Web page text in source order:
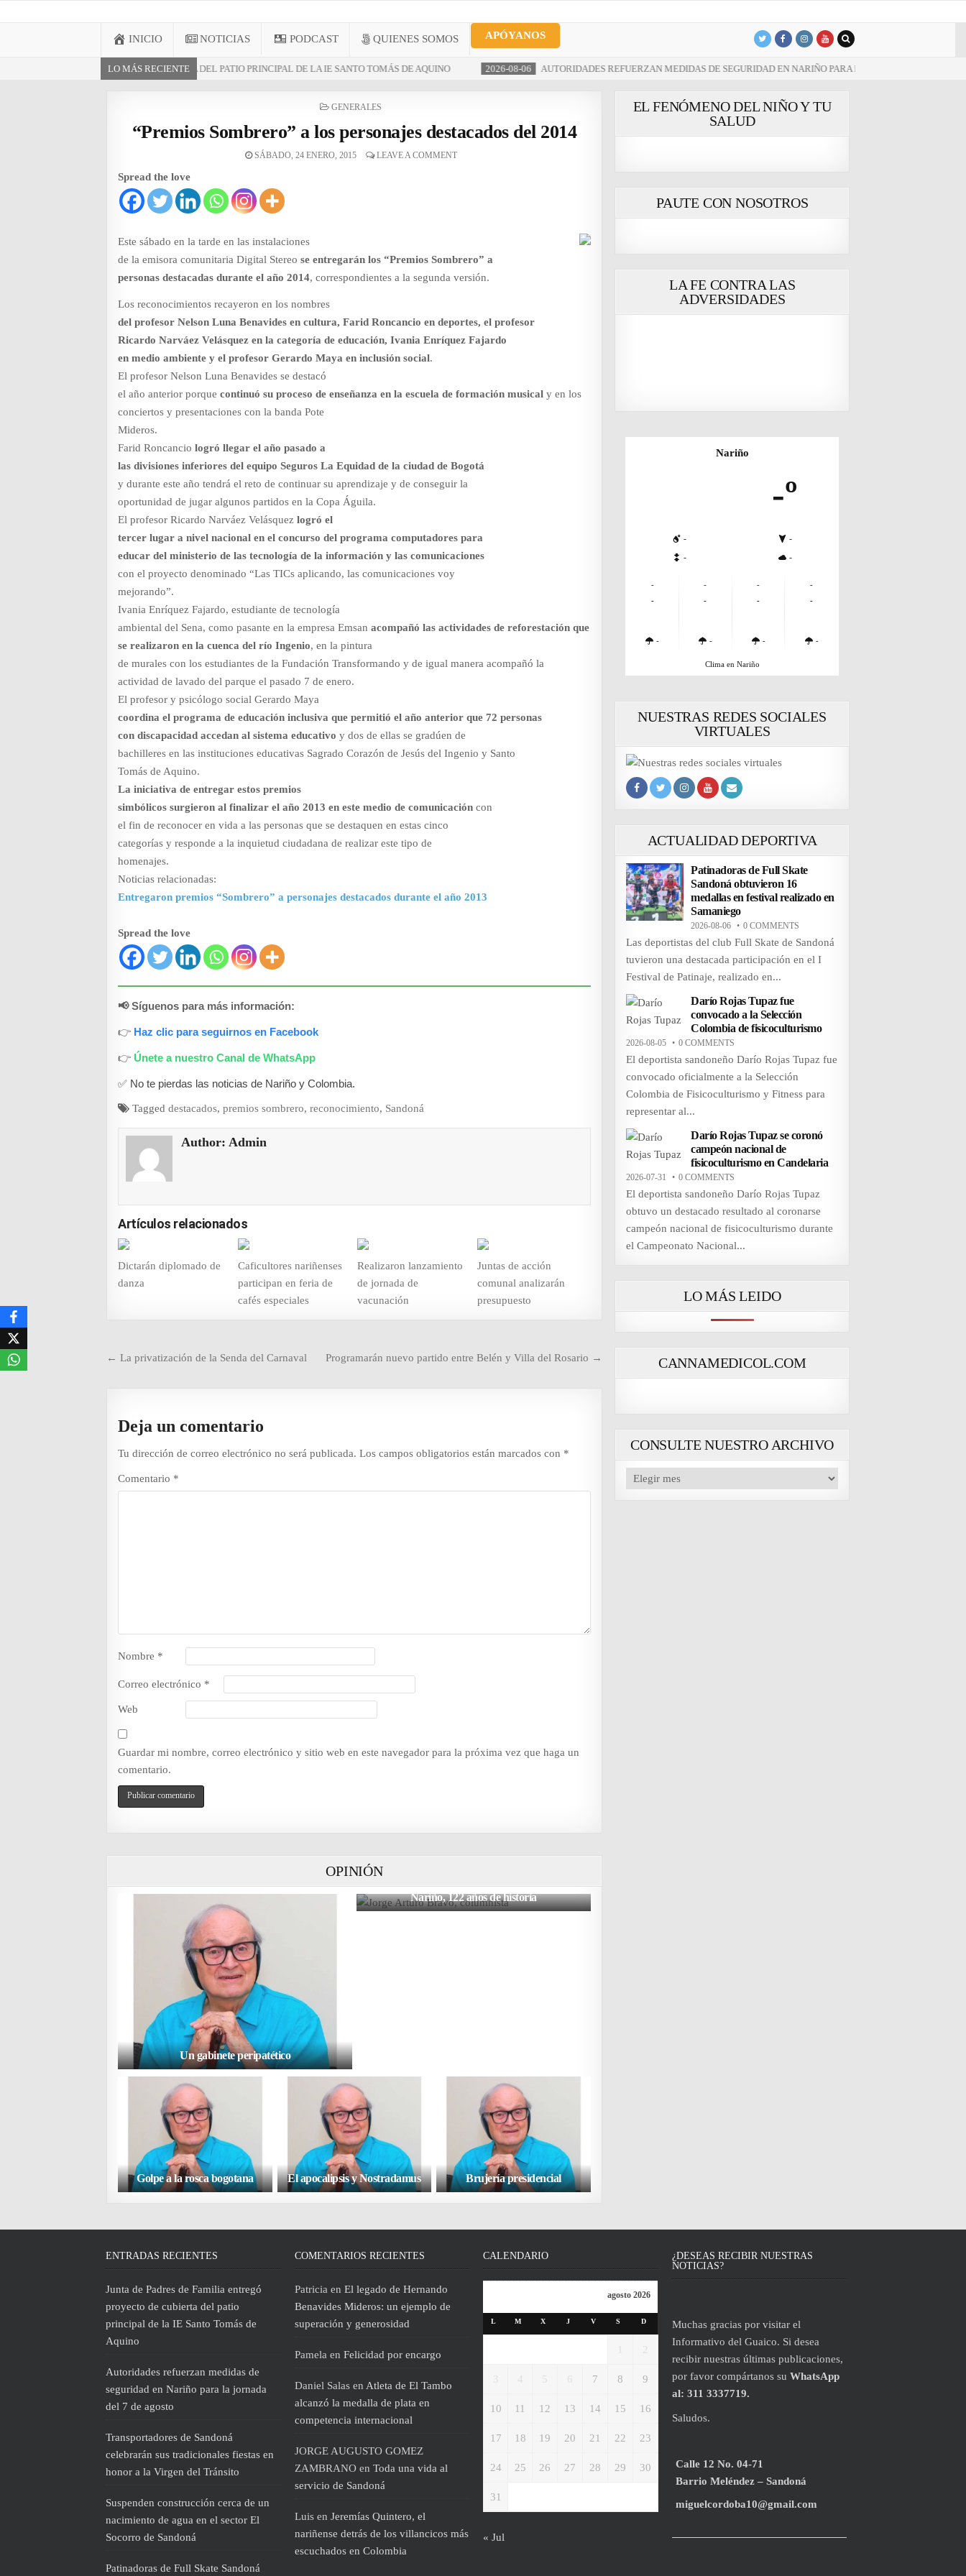
INFORMATIVO DEL GUAICO
INICIO
NOTICIAS PODCAST QUIENES SOMOS APÓYANOS
LO MÁS RECIENTE
PROYECTO DE CUBIERTA DEL PATIO PRINCIPAL DE LA IE SANTO TOMÁS DE AQUINO 2026-08-06 AUTORIDADES REFUERZAN MEDIDAS DE SEGURIDAD EN NARIÑO PARA LA JORNADA DEL 7 DE AGOSTO
POSTED
GENERALES
“Premios Sombrero” a los personajes destacados del 2014
SÁBADO, 24 ENERO, 2015 LEAVE A COMMENT
Spread the love
Este sábado en la tarde en las instalaciones
de la emisora comunitaria Digital Stereose entregarán los “Premios Sombrero” a
personas destacadas durante el año 2014, correspondientes a la segunda versión.
Los reconocimientos recayeron en los nombres
del profesor Nelson Luna Benavides en cultura, Farid Roncancio en deportes, el profesor
Ricardo Narváez Velásquez en la categoría de educación, Ivania Enríquez Fajardo
en medio ambiente y el profesor Gerardo Maya en inclusión social.
El profesor Nelson Luna Benavides se destacó
el año anterior porquecontinuó su proceso de enseñanza en la escuela de formación musical y en los
conciertos y presentaciones con la banda Pote
Mideros.
Farid Roncanciologró llegar el año pasado a
las divisiones inferiores del equipo Seguros La Equidad de la ciudad de Bogotá
y durante este año tendrá el reto de continuar su aprendizaje y de conseguir la
oportunidad de jugar algunos partidos en la Copa Águila.
El profesor Ricardo Narváez Velásquezlogró el
tercer lugar a nivel nacional en el concurso del programa computadores para
educar del ministerio de las tecnología de la información y las comunicaciones
con el proyecto denominado “Las TICs aplicando, las comunicaciones voy
mejorando”.
Ivania Enríquez Fajardo, estudiante de tecnología
ambiental del Sena, como pasante en la empresa Emsanacompañó las actividades de reforestación que
se realizaron en la cuenca del río Ingenio, en la pintura
de murales con los estudiantes de la Fundación Transformando y de igual manera acompañó la
actividad de lavado del parque el pasado 7 de enero.
El profesor y psicólogo social Gerardo Maya
coordina el programa de educación inclusiva que permitió el año anterior que 72 personas
con discapacidad accedan al sistema educativo y dos de ellas se gradúen de
bachilleres en las instituciones educativas Sagrado Corazón de Jesús del Ingenio y Santo
Tomás de Aquino.
La iniciativa de entregar estos premios
simbólicos surgieron al finalizar el año 2013 en este medio de comunicación con
el fin de reconocer en vida a las personas que se destaquen en estas cinco
categorías y responde a la inquietud ciudadana de realizar este tipo de
homenajes.
Noticias relacionadas:
Entregaron premios “Sombrero” a personajes destacados durante el año 2013
Spread the love
📢 Síguenos para más información:
👉 Haz clic para seguirnos en Facebook
👉 Únete a nuestro Canal de WhatsApp
✅ No te pierdas las noticias de Nariño y Colombia.
Taggeddestacados,premios sombrero,reconocimiento, Sandoná
Author: Admin
Artículos relacionados
Dictarán diplomado de
danza
Caficultores nariñenses
participan en feria de
cafés especiales
Realizaron lanzamiento
de jornada de
vacunación
Juntas de acción
comunal analizarán
presupuesto
Navegación
← La privatización de la Senda del Carnaval Programarán nuevo partido entre Belén y Villa del Rosario →
Deja un comentario
Tu dirección de correo electrónico no será publicada. Los campos obligatorios están marcados con *
Comentario *
Nombre *
Correo electrónico *
Web
Guardar mi nombre, correo electrónico y sitio web en este navegador para la próxima vez que haga un
comentario.
OPINIÓN
Un gabinete peripatético
Nariño, 122 años de historia
Golpe a la rosca bogotana El apocalipsis y Nostradamus Brujería presidencial
EL FENÓMENO DEL NIÑO Y TU
SALUD
PAUTE CON NOSOTROS
LA FE CONTRA LAS
ADVERSIDADES
Nariño
-º
-
-
-
-
-
-
-
-
-
-
-
-
-
-
-
-
Clima en Nariño
NUESTRAS REDES SOCIALES
VIRTUALES
ACTUALIDAD DEPORTIVA
Patinadoras de Full Skate
Sandoná obtuvieron 16
medallas en festival realizado en
Samaniego
2026-08-06 0 COMMENTS
Las deportistas del club Full Skate de Sandoná
tuvieron una destacada participación en el I
Festival de Patinaje, realizado en...
Darío Rojas Tupaz fue
convocado a la Selección
Colombia de fisicoculturismo
2026-08-05 0 COMMENTS
El deportista sandoneño Darío Rojas Tupaz fue
convocado oficialmente a la Selección
Colombia de Fisicoculturismo y Fitness para
representar al...
Darío Rojas Tupaz se coronó
campeón nacional de
fisicoculturismo en Candelaria
2026-07-31 0 COMMENTS
El deportista sandoneño Darío Rojas Tupaz
obtuvo un destacado resultado al coronarse
campeón nacional de fisicoculturismo durante
el Campeonato Nacional...
LO MÁS LEIDO
CANNAMEDICOL.COM
CONSULTE NUESTRO ARCHIVO
CONSULTE
NUESTRO
ENTRADAS RECIENTES
Junta de Padres de Familia entregó
proyecto de cubierta del patio
principal de la IE Santo Tomás de
Aquino
Autoridades refuerzan medidas de
seguridad en Nariño para la jornada
del 7 de agosto
Transportadores de Sandoná
celebrarán sus tradicionales fiestas en
honor a la Virgen del Tránsito
Suspenden construcción cerca de un
nacimiento de agua en el sector El
Socorro de Sandoná
Patinadoras de Full Skate Sandoná
COMENTARIOS RECIENTES
Patriciaen El legado de Hernando
Benavides Mideros: un ejemplo de
superación y generosidad
Pamelaen Felicidad por encargo
Daniel Salasen Atleta de El Tambo
alcanzó la medalla de plata en
competencia internacional
JORGE AUGUSTO GOMEZ
ZAMBRANOen Toda una vida al
servicio de Sandoná
Luisen Jeremías Quintero, el
nariñense detrás de los villancicos más
escuchados en Colombia
CALENDARIO
agosto 2026
L M X J V S D
2
3 4 5 6 7 8 9
10 11 12 13 14 15 16
17 18 19 20 21 22 23
24 25 26 27 28 29 30
31
« Jul
¿DESEAS RECIBIR NUESTRAS
NOTICIAS?
Muchas gracias por visitar el
Informativo del Guaico. Si desea
recibir nuestras últimas publicaciones,
por favor compártanos su WhatsApp
al: 311 3337719.
Saludos.
Calle 12 No. 04-71
Barrio Meléndez – Sandoná
miguelcordoba10@gmail.com
¿Te gusta nuestro contenido? Síguenos en Facebook para no perderte ninguna noticia de Sandoná y Nariño
👉HAZ CLIC AQUÍ PARA SEGUIRNOS EN FACEBOOK